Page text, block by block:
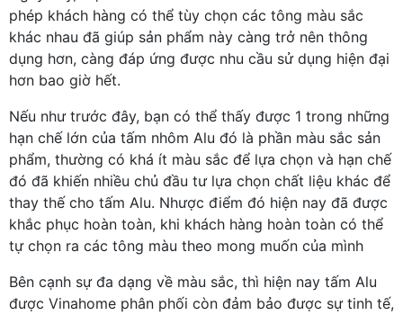
phép khách hàng có thể tùy chọn các tông màu sắc
khác nhau đã giúp sản phẩm này càng trở nên thông
dụng hơn, càng đáp ứng được nhu cầu sử dụng hiện đại
hơn bao giờ hết.
Nếu như trước đây, bạn có thể thấy được 1 trong những
hạn chế lớn của tấm nhôm Alu đó là phần màu sắc sản
phẩm, thường có khá ít màu sắc để lựa chọn và hạn chế
đó đã khiến nhiều chủ đầu tư lựa chọn chất liệu khác để
thay thế cho tấm Alu. Nhược điểm đó hiện nay đã được
khắc phục hoàn toàn, khi khách hàng hoàn toàn có thể
tự chọn ra các tông màu theo mong muốn của mình
Bên cạnh sự đa dạng về màu sắc, thì hiện nay tấm Alu
được Vinahome phân phối còn đảm bảo được sự tinh tế,